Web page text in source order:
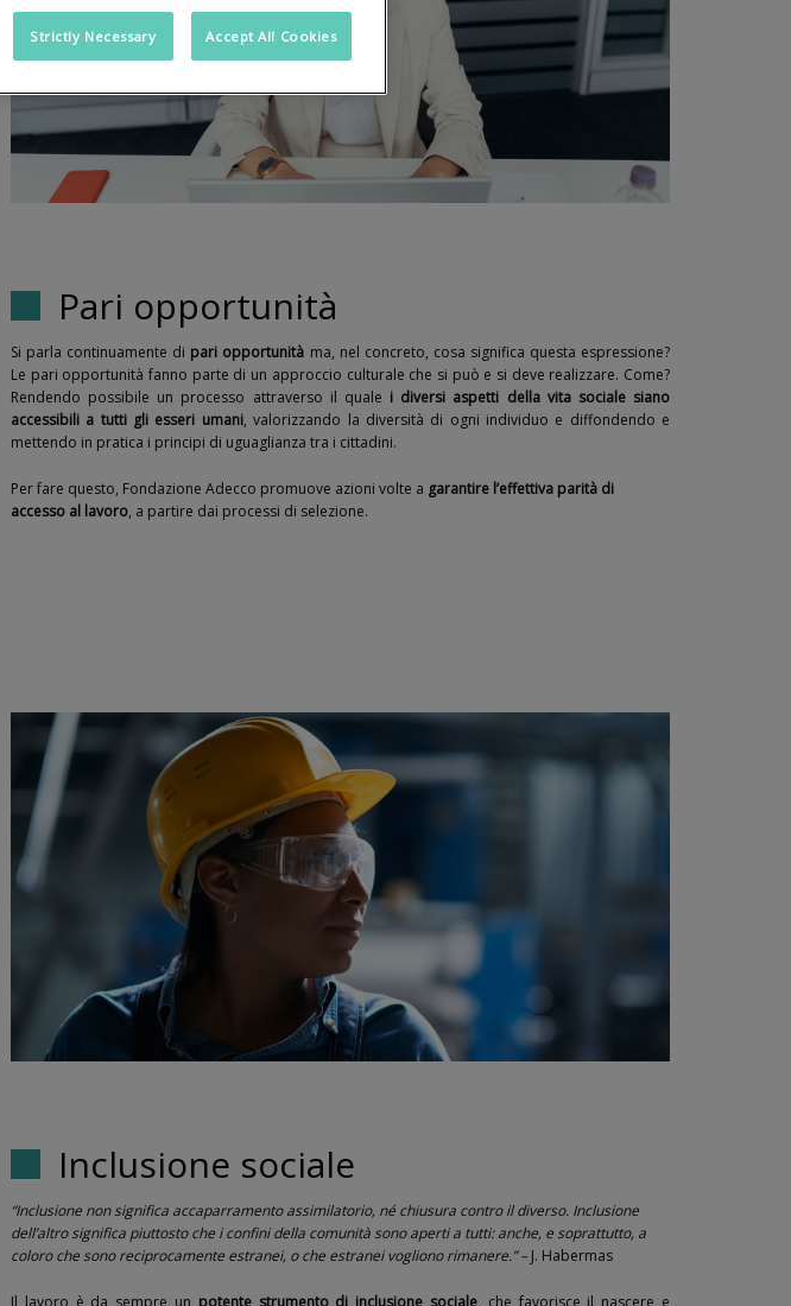
Pari opportunità
Si parla continuamente di pari opportunità ma, nel concreto, cosa significa questa espressione?
Le pari opportunità fanno parte di un approccio culturale che si può e si deve realizzare. Come?
Rendendo possibile un processo attraverso il quale i diversi aspetti della vita sociale siano
accessibili a tutti gli esseri umani, valorizzando la diversità di ogni individuo e diffondendo e
mettendo in pratica i principi di uguaglianza tra i cittadini.
Per fare questo, Fondazione Adecco promuove azioni volte a garantire l’effettiva parità di
accesso al lavoro, a partire dai processi di selezione.
Inclusione sociale
“Inclusione non significa accaparramento assimilatorio, né chiusura contro il diverso. Inclusione
dell’altro significa piuttosto che i confini della comunità sono aperti a tutti: anche, e soprattutto, a
coloro che sono reciprocamente estranei, o che estranei vogliono rimanere.” –J. Habermas
Strictly Necessary Accept All Cookies